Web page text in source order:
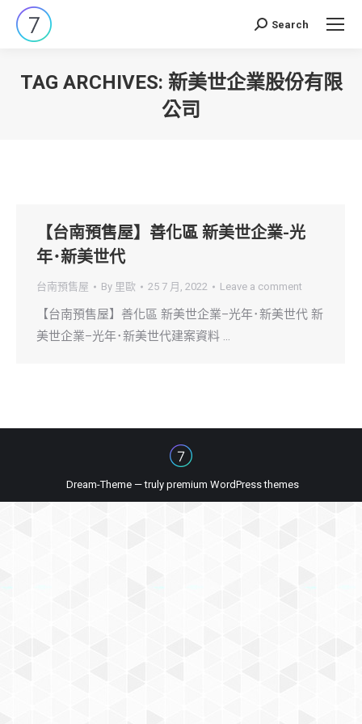
Search:
Search
TAG ARCHIVES: 新美世企業股份有限
公司
【台南預售屋】善化區 新美世企業-光
年･新美世代
台南預售屋 By 里歐 25 7 月, 2022 Leave a comment
【台南預售屋】善化區 新美世企業–光年･新美世代 新
美世企業–光年･新美世代建案資料 …
Dream-Theme — truly premium WordPress themes